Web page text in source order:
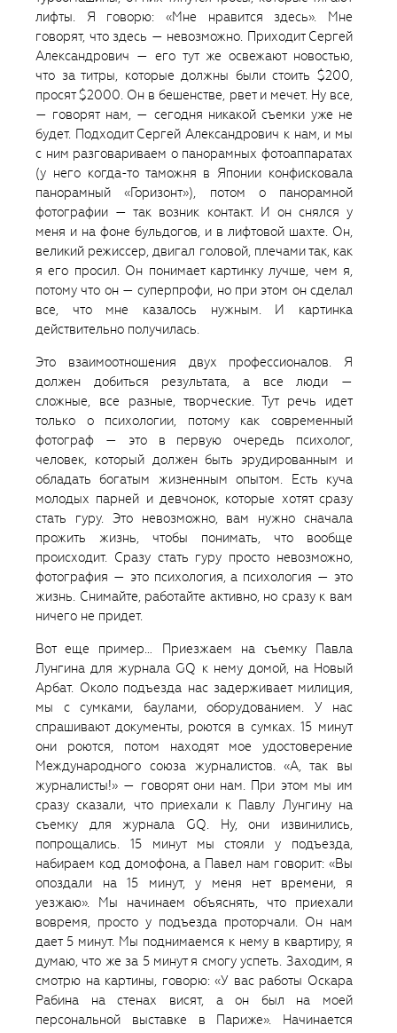
лифты. Я говорю: «Мне нравится здесь». Мне
говорят, что здесь — невозможно. Приходит Сергей
Александрович — его тут же освежают новостью,
что за титры, которые должны были стоить $200,
просят $2000. Он в бешенстве, рвет и мечет. Ну все,
— говорят нам, — сегодня никакой съемки уже не
будет. Подходит Сергей Александрович к нам, и мы
с ним разговариваем о панорамных фотоаппаратах
(у него когда-то таможня в Японии конфисковала
панорамный «Горизонт»), потом о панорамной
фотографии — так возник контакт. И он снялся у
меня и на фоне бульдогов, и в лифтовой шахте. Он,
великий режиссер, двигал головой, плечами так, как
я его просил. Он понимает картинку лучше, чем я,
потому что он — суперпрофи, но при этом он сделал
все, что мне казалось нужным. И картинка
действительно получилась.
Это взаимоотношения двух профессионалов. Я
должен добиться результата, а все люди —
сложные, все разные, творческие. Тут речь идет
только о психологии, потому как современный
фотограф — это в первую очередь психолог,
человек, который должен быть эрудированным и
обладать богатым жизненным опытом. Есть куча
молодых парней и девчонок, которые хотят сразу
стать гуру. Это невозможно, вам нужно сначала
прожить жизнь, чтобы понимать, что вообще
происходит. Сразу стать гуру просто невозможно,
фотография — это психология, а психология — это
жизнь. Снимайте, работайте активно, но сразу к вам
ничего не придет.
Вот еще пример… Приезжаем на съемку Павла
Лунгина для журнала GQ к нему домой, на Новый
Арбат. Около подъезда нас задерживает милиция,
мы с сумками, баулами, оборудованием. У нас
спрашивают документы, роются в сумках. 15 минут
они роются, потом находят мое удостоверение
Международного союза журналистов. «А, так вы
журналисты!» — говорят они нам. При этом мы им
сразу сказали, что приехали к Павлу Лунгину на
съемку для журнала GQ. Ну, они извинились,
попрощались. 15 минут мы стояли у подъезда,
набираем код домофона, а Павел нам говорит: «Вы
опоздали на 15 минут, у меня нет времени, я
уезжаю». Мы начинаем объяснять, что приехали
вовремя, просто у подъезда проторчали. Он нам
дает 5 минут. Мы поднимаемся к нему в квартиру, я
думаю, что же за 5 минут я смогу успеть. Заходим, я
смотрю на картины, говорю: «У вас работы Оскара
Рабина на стенах висят, а он был на моей
персональной выставке в Париже». Начинается